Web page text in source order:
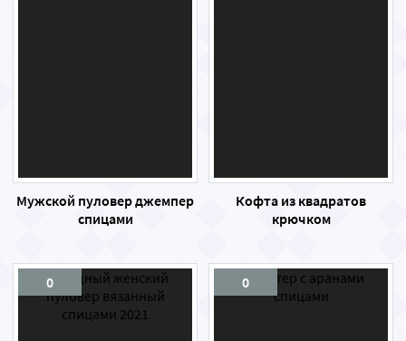
Мужской пуловер джемпер
спицами
Кофта из квадратов
крючком
0 0